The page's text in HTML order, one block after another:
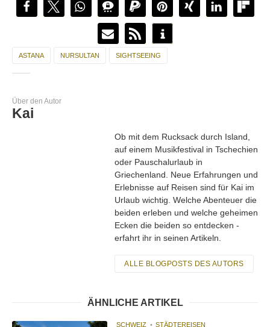
oder Hong Kong, so lohnt sich der Stopover!
ASTANA NURSULTAN SIGHTSEEING
Über den Autor
Kai
Ob mit dem Rucksack durch Island,
auf einem Musikfestival in Tschechien
oder Pauschalurlaub in
Griechenland. Neue Erfahrungen und
Erlebnisse auf Reisen sind für Kai im
Urlaub wichtig. Welche Abenteuer die
beiden erleben und welche geheimen
Ecken die beiden so entdecken -
erfahrt ihr in seinen Artikeln.
ALLE BLOGPOSTS DES AUTORS
ÄHNLICHE ARTIKEL
SCHWEIZ STÄDTEREISEN